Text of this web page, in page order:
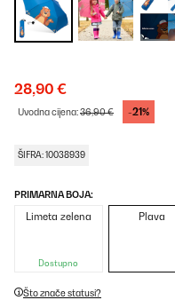
28,90 €
Uvodna cijena:36,90 € -21%
ŠIFRA: 10038939
PRIMARNA BOJA:
Limeta zelena
Dostupno
Plava
Što znače statusi?